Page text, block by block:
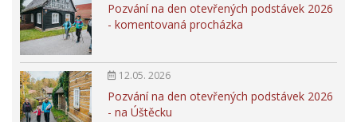
Pozvání na den otevřených podstávek 2026
- komentovaná procházka
12.05. 2026
Pozvání na den otevřených podstávek 2026
- na Úštěcku